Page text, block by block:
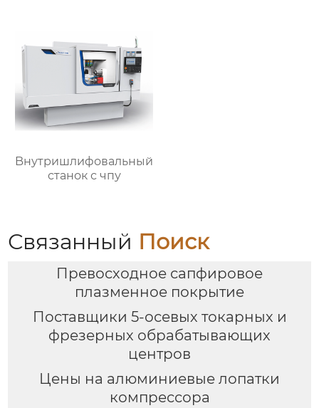
Bнутришлифовальный
станок с чпу
Связанный Поиск
Превосходное сапфировое
плазменное покрытие
Поставщики 5-осевых токарных и
фрезерных обрабатывающих
центров
Цены на алюминиевые лопатки
компрессора